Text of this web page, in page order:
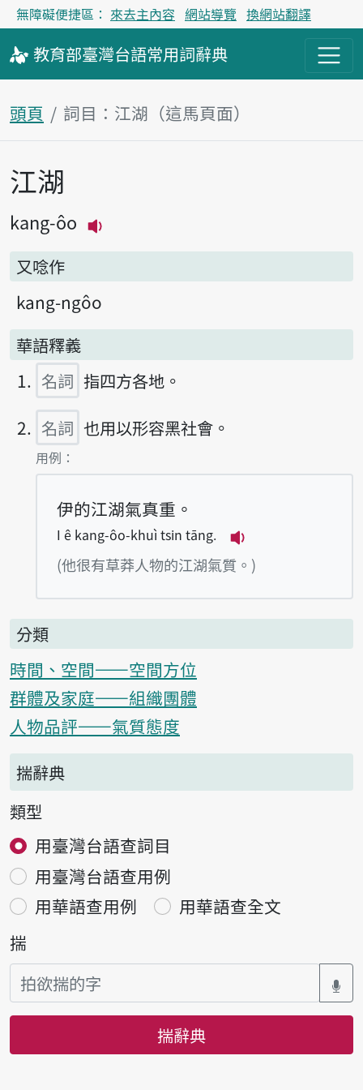
無障礙便捷區： 來去主內容 網站導覽 換網站翻譯
教育部臺灣台語常用詞辭典
頭頁 詞目：江湖（這馬頁面）
主內容區
江湖
kang-ôo
又唸作
kang-ngôo
華語釋義
名詞 指四方各地。
名詞 也用以形容黑社會。
第2項釋義的
用例：
伊的江湖氣真重。
I ê kang-ôo-khuì tsin tāng.
播放例句I ê
(他很有草莽人物的江湖氣質。)
分類
時間、空間——空間方位
群體及家庭——組織團體
人物品評——氣質態度
揣辭典
類型
用臺灣台語查詞目
用臺灣台語查用例
用華語查用例
用華語查全文
揣
揣辭典